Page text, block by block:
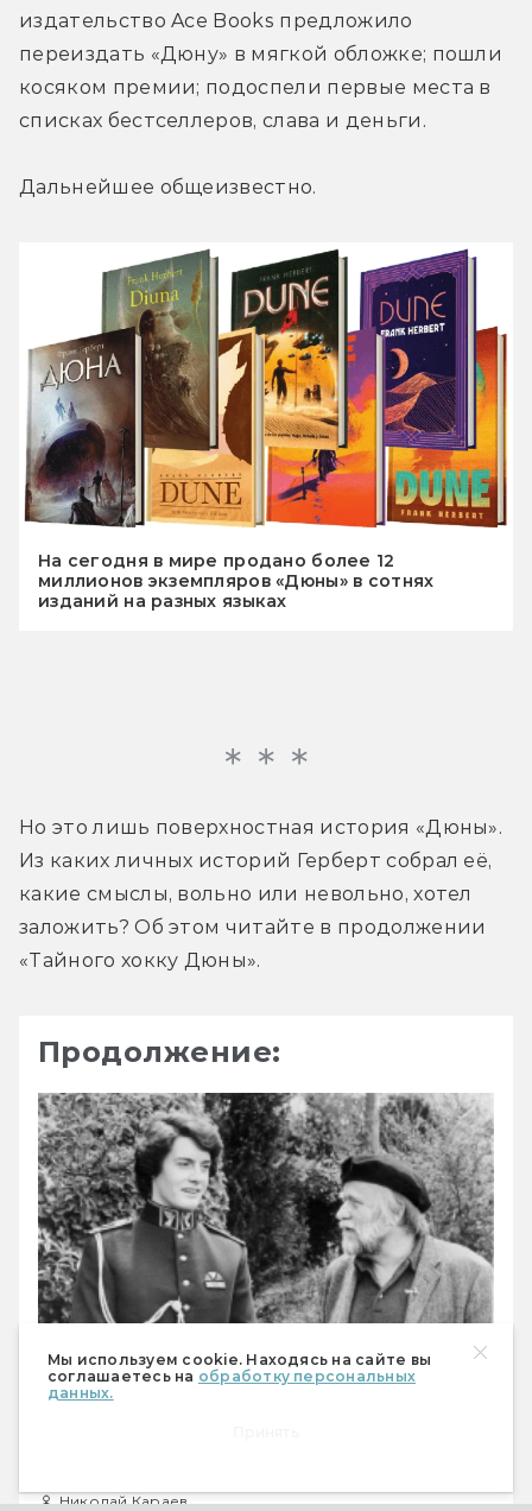
Мы используем cookie. Находясь на сайте вы
соглашаетесь на обработку персональных
данных.
издательство Ace Books предложило
переиздать «Дюну» в мягкой обложке; пошли
косяком премии; подоспели первые места в
списках бестселлеров, слава и деньги.
Дальнейшее общеизвестно.
На сегодня в мире продано более 12
миллионов экземпляров «Дюны» в сотнях
изданий на разных языках
Но это лишь поверхностная история «Дюны».
Из каких личных историй Герберт собрал её,
какие смыслы, вольно или невольно, хотел
заложить? Об этом читайте в продолжении
«Тайного хокку Дюны».
Продолжение:
Николай Караев